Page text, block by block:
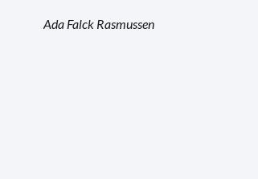
Ada Falck Rasmussen